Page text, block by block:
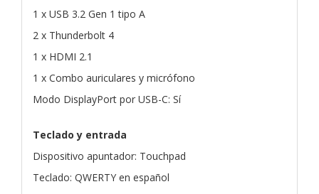
1 x USB 3.2 Gen 1 tipo A
2 x Thunderbolt 4
1 x HDMI 2.1
1 x Combo auriculares y micrófono
Modo DisplayPort por USB-C: Sí
Teclado y entrada
Dispositivo apuntador: Touchpad
Teclado: QWERTY en español